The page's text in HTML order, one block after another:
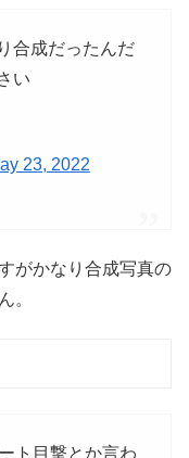
合成だったんだ
い
23, 2022
がかなり合成写真の
。
ト目撃とか言わ